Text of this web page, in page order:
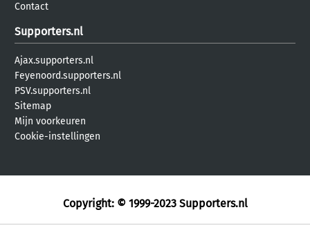
Contact
Supporters.nl
Ajax.supporters.nl
Feyenoord.supporters.nl
PSV.supporters.nl
Sitemap
Mijn voorkeuren
Cookie-instellingen
Copyright: © 1999-2023 Supporters.nl